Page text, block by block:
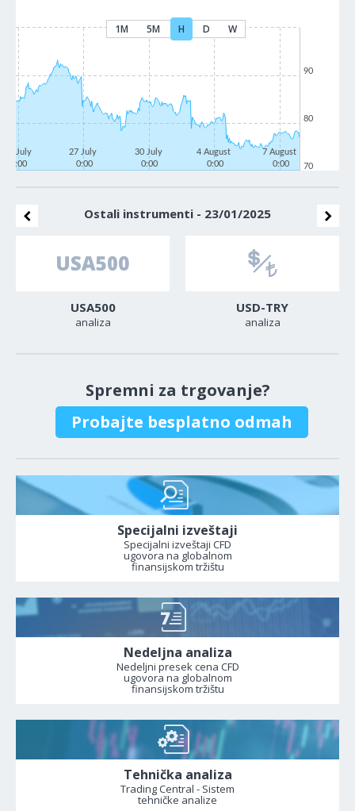
1M 5M H D W
22 July
0:00
27 July
0:00
30 July
0:00
4 August
0:00
7 August
0:00
70
80
90
Ostali instrumenti - 23/01/2025
USA500
analiza
USD-TRY
analiza
Spremni za trgovanje?
Probajte besplatno odmah
Specijalni izveštaji
Specijalni izveštaji CFD
ugovora na globalnom
finansijskom tržištu
Nedeljna analiza
Nedeljni presek cena CFD
ugovora na globalnom
finansijskom tržištu
Tehnička analiza
Trading Central - Sistem
tehničke analize